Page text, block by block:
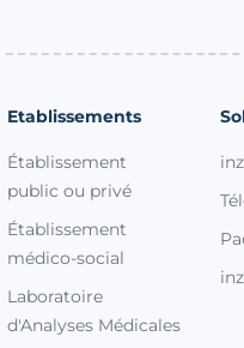
Etablissements
Établissement
public ou privé
Établissement
médico-social
Laboratoire
d'Analyses Médicales